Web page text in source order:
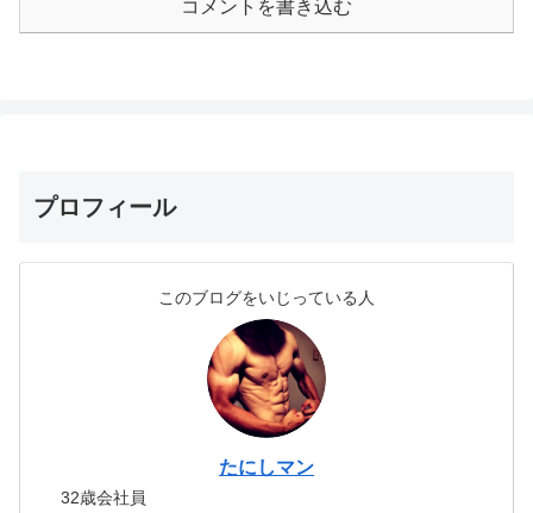
コメントを書き込む
プロフィール
このブログをいじっている人
たにしマン
32歳会社員